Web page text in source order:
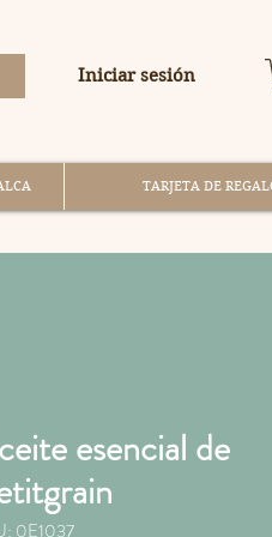
Iniciar sesión
TARJETA DE
esencial de
0E1037